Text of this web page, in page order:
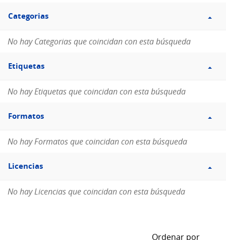
Filtro
Categorias
Categorias
No hay Categorias que coincidan con esta búsqueda
Filtro
Etiquetas
Etiquetas
No hay Etiquetas que coincidan con esta búsqueda
Filtro
Formatos
Formatos
No hay Formatos que coincidan con esta búsqueda
Filtro
Licencias
Licencias
No hay Licencias que coincidan con esta búsqueda
Ordenar por